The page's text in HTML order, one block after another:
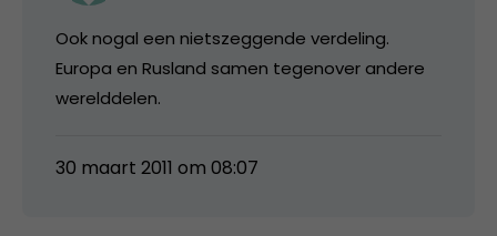
Ook nogal een nietszeggende verdeling.
Europa en Rusland samen tegenover andere
werelddelen.
30 maart 2011 om 08:07